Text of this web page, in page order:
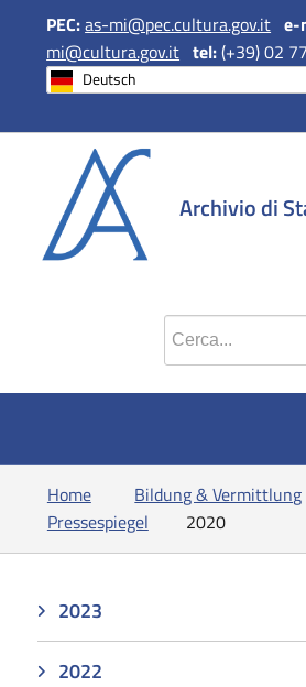
PEC:as-mi@pec.cultura.gov.it e-
mi@cultura.gov.it tel:(+39) 02
Deutsch
Archivio di
Cerca nel sito
Home
Bildung & Vermittlung
Pressespiegel
2020
2023
2022